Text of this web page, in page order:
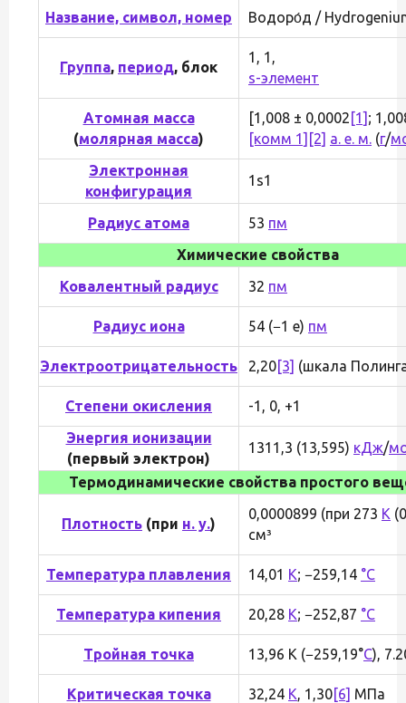
Название, символ, номер
Водоро́д /
Группа, период, блок
1, 1,
s-элемент
Атомная масса
(молярная масса)
[1,008 ± 0,0002 [1] ;
[комм 1] [2] а. е. м. (г/
Электронная
конфигурация
1s1
Радиус атома 53 пм
Химические свойства
Ковалентный радиус
32 пм
Радиус иона 54 (−1 e) пм
Электроотрицательность 2,20[3] (шкала
Степени окисления
-1, 0, +1
Энергия ионизации
(первый электрон)
1311,3 (13,595) кДж/
Термодинамические свойства простого
Плотность (при н. у.)
0,0000899 (при 273 K
см³
Температура плавления 14,01 K; −259,14 °C
Температура кипения 20,28 K; −252,87 °C
Тройная точка 13,96 К (−259,19°C),
Критическая точка 32,24 К, 1,30[6] МПа